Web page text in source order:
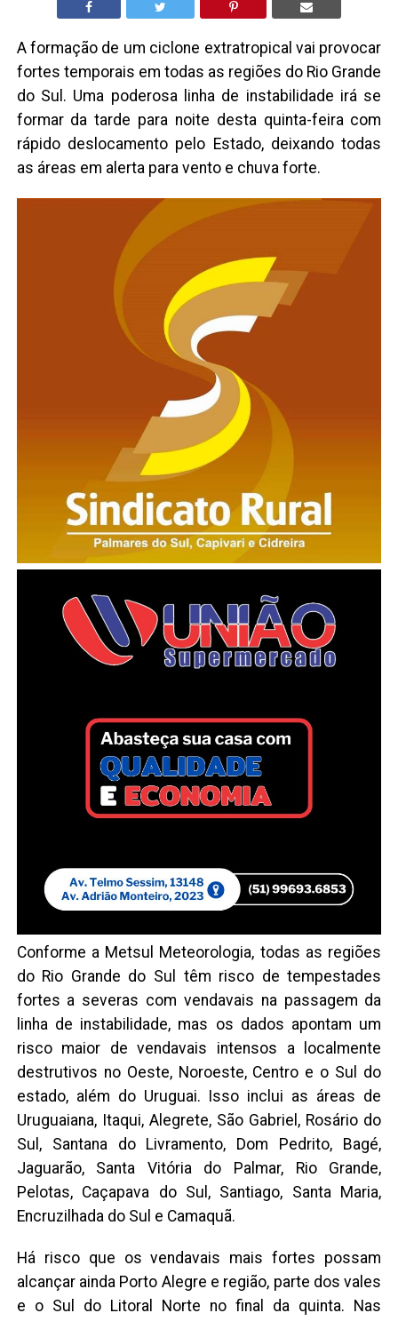
A formação de um ciclone extratropical vai provocar
fortes temporais em todas as regiões do Rio Grande
do Sul. Uma poderosa linha de instabilidade irá se
formar da tarde para noite desta quinta-feira com
rápido deslocamento pelo Estado, deixando todas
as áreas em alerta para vento e chuva forte.
Conforme a Metsul Meteorologia, todas as regiões
do Rio Grande do Sul têm risco de tempestades
fortes a severas com vendavais na passagem da
linha de instabilidade, mas os dados apontam um
risco maior de vendavais intensos a localmente
destrutivos no Oeste, Noroeste, Centro e o Sul do
estado, além do Uruguai. Isso inclui as áreas de
Uruguaiana, Itaqui, Alegrete, São Gabriel, Rosário do
Sul, Santana do Livramento, Dom Pedrito, Bagé,
Jaguarão, Santa Vitória do Palmar, Rio Grande,
Pelotas, Caçapava do Sul, Santiago, Santa Maria,
Encruzilhada do Sul e Camaquã.
Há risco que os vendavais mais fortes possam
alcançar ainda Porto Alegre e região, parte dos vales
e o Sul do Litoral Norte no final da quinta. Nas